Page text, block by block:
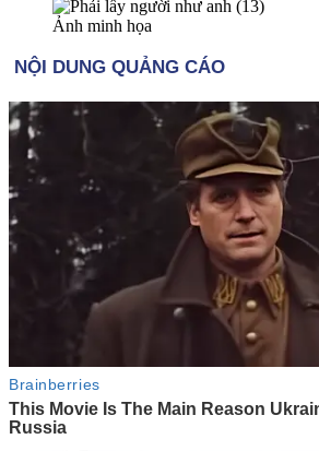
Ảnh minh họa